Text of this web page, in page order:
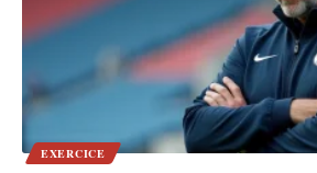
EXERCICE